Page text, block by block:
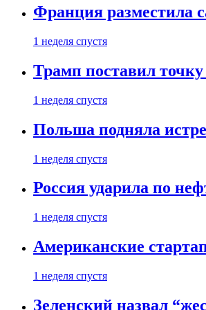
Франция разместила
1 неделя спустя
Трамп поставил
1 неделя спустя
Польша подняла
1 неделя спустя
Россия ударила по
1 неделя спустя
Американские
1 неделя спустя
Зеленский назвал